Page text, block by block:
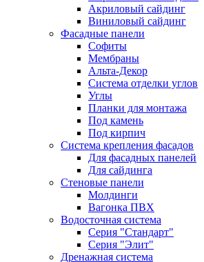
Акриловый сайдинг
Виниловый сайдинг
Фасадные панели
Софиты
Мембраны
Альта-Декор
Система отделки углов
Углы
Планки для монтажа
Под камень
Под кирпич
Система крепления фасадов
Для фасадных панелей
Для сайдинга
Стеновые панели
Молдинги
Вагонка ПВХ
Водосточная система
Серия "Стандарт"
Серия "Элит"
Дренажная система